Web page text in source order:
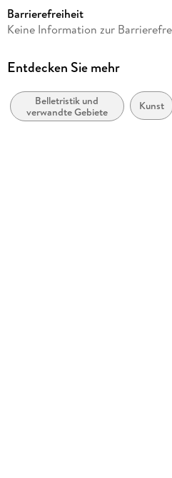
Laufzeit
Autor/Autorin
Sprecher/Sprecherin
Maria Schrader
Barrierefreiheit
Keine Information zur
Entdecken Sie mehr
Belletristik und
verwandte Gebiete
Kunst